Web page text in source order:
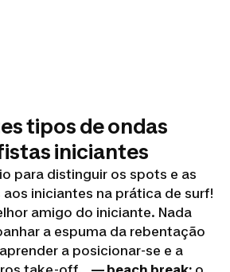
tipos de ondas
iniciantes
para distinguir os spots e as
iniciantes na prática de surf!
amigo do iniciante. Nada
a espuma da rebentação
a posicionar-se e a